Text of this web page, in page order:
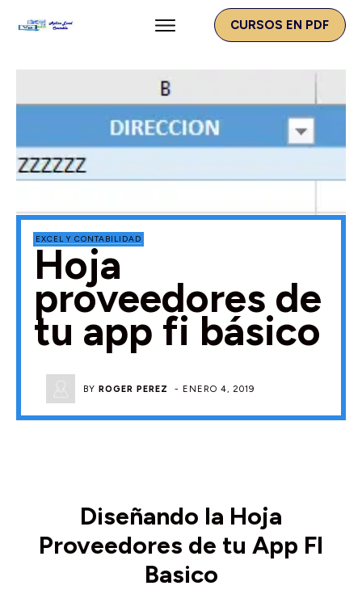
CURSOS EN PDF
EXCEL Y CONTABILIDAD
Hoja
proveedores de
tu app fi básico
BYROGER PEREZ - ENERO 4, 2019
Diseñando la Hoja
Proveedores de tu App FI
Basico